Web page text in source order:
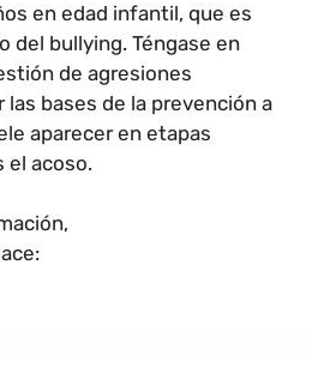
en edad infantil, que es
del bullying. Téngase en
de agresiones
bases de la prevención a
aparecer en etapas
el acoso.